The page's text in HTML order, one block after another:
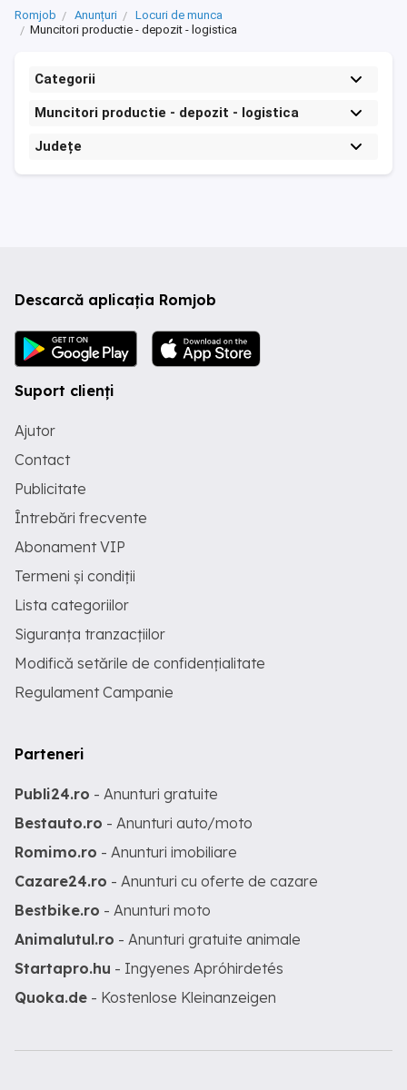
Romjob Anunțuri
Locuri de munca
Muncitori productie - depozit - logistica
Categorii
Muncitori productie - depozit - logistica
Județe
Descarcă aplicația Romjob
Suport clienți
Ajutor
Contact
Publicitate
Întrebări frecvente
Abonament VIP
Termeni și condiții
Lista categoriilor
Siguranța tranzacțiilor
Modifică setările de confidențialitate
Regulament Campanie
Parteneri
Publi24.ro - Anunturi gratuite
Bestauto.ro - Anunturi auto/moto
Romimo.ro - Anunturi imobiliare
Cazare24.ro - Anunturi cu oferte de cazare
Bestbike.ro - Anunturi moto
Animalutul.ro - Anunturi gratuite animale
Startapro.hu - Ingyenes Apróhirdetés
Quoka.de - Kostenlose Kleinanzeigen